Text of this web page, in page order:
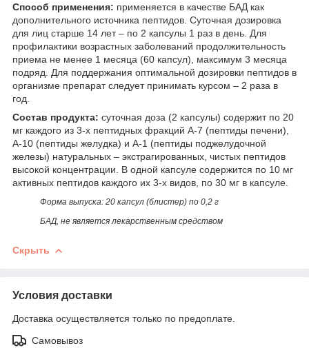
Способ применения: применяется в качестве БАД как
дополнительного источника пептидов. Суточная дозировка
для лиц старше 14 лет – по 2 капсулы 1 раз в день. Для
профилактики возрастных заболеваний продолжительность
приема не менее 1 месяца (60 капсул), максимум 3 месяца
подряд. Для поддержания оптимальной дозировки пептидов в
организме препарат следует принимать курсом – 2 раза в
год.
Состав продукта: суточная доза (2 капсулы) содержит по 20
мг каждого из 3-х пептидных фракций А-7 (пептиды печени),
А-10 (пептиды желудка) и А-1 (пептиды поджелудочной
железы) натуральных – экстрагированных, чистых пептидов
высокой концентрации. В одной капсуле содержится по 10 мг
активных пептидов каждого их 3-х видов, по 30 мг в капсуле.
Форма выпуска: 20 капсул (блистер) по 0,2 г
БАД, не является лекарственным средством
Скрыть
Условия доставки
Доставка осуществляется только по предоплате.
Самовывоз